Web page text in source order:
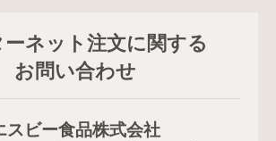
ネット注文に関する
お問い合わせ
スビー食品株式会社